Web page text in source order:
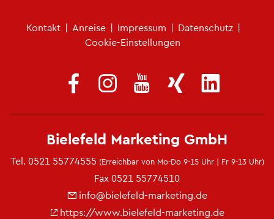
Kon­takt | An­rei­se | Im­pres­sum | Da­ten­schutz |
Coo­kie-Ein­stel­lun­gen
Bie­le­feld Mar­ke­ting GmbH
Tel. 0521 55774555 (Er­reich­bar von Mo-Do 9-15 Uhr | Fr 9-13 Uhr)
Fax 0521 55774510
info@​bielefeld-​marketing.​de
https://​www.​bielefeld-​marketing.​de